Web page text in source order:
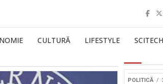
CULTURĂ LIFESTYLE SCITECH
POLITICĂ